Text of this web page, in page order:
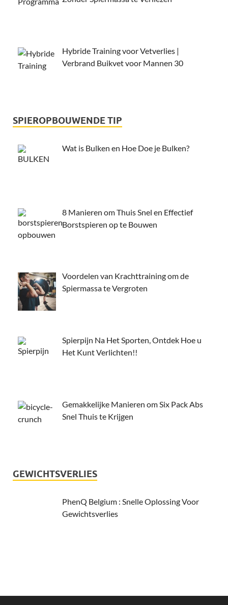
Hybride Training voor Vetverlies |
Verbrand Buikvet voor Mannen 30
SPIEROPBOUWENDE TIP
Wat is Bulken en Hoe Doe je Bulken?
8 Manieren om Thuis Snel en Effectief
Borstspieren op te Bouwen
Voordelen van Krachttraining om de
Spiermassa te Vergroten
Spierpijn Na Het Sporten, Ontdek Hoe u
Het Kunt Verlichten!!
Gemakkelijke Manieren om Six Pack Abs
Snel Thuis te Krijgen
GEWICHTSVERLIES
PhenQ Belgium : Snelle Oplossing Voor
Gewichtsverlies